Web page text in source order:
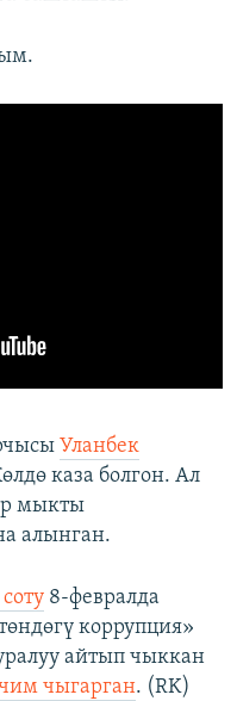
Уланбек
каза болгон. Ал
мыкты
алынган.
8-февралда
коррупция»
айтып чыккан
чыгарган. (RK)